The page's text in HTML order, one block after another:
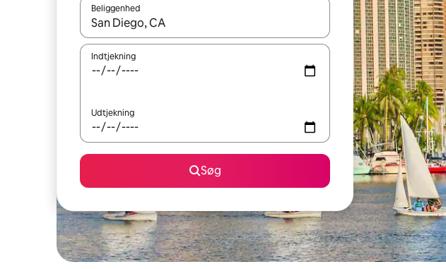
Beliggenhed
Når resultaterne er tilgængelige, skal du navigere med piletasterne op og
Indtjekning
Udtjekning
Søg